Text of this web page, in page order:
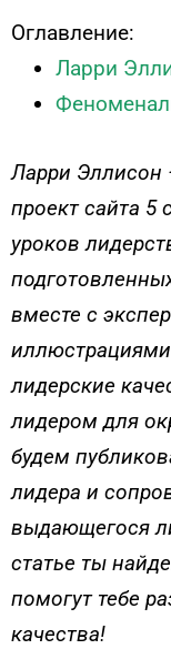
Оглавление:
Ларри
Ларри Эллисон
проект сайта 5
уроков
вместе с
иллюстрациями
лидерские
лидером для
будем
лидера и
выдающегося
статье ты
помогут тебе
качества!